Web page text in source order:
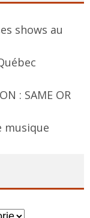
shows au
: SAME OR
musique